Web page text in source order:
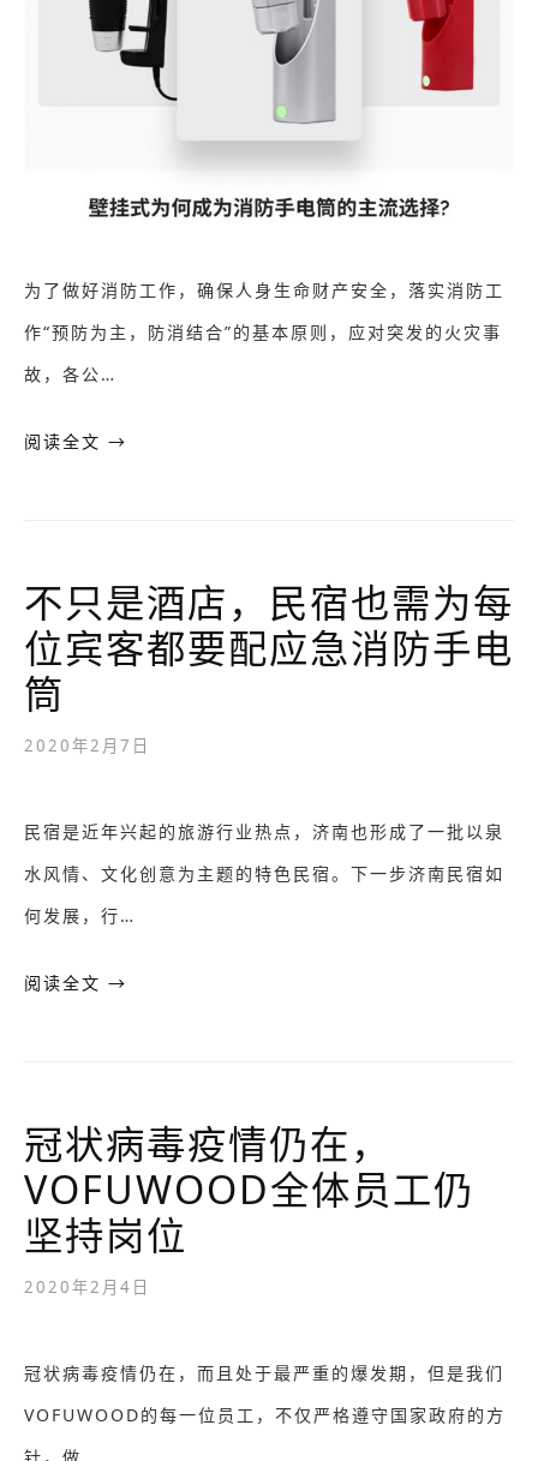
为了做好消防工作，确保人身生命财产安全，落实消防工
作“预防为主，防消结合”的基本原则，应对突发的火灾事
故，各公…
阅读全文 →
不只是酒店，民宿也需为每
位宾客都要配应急消防手电
筒
2020年2月7日
民宿是近年兴起的旅游行业热点，济南也形成了一批以泉
水风情、文化创意为主题的特色民宿。下一步济南民宿如
何发展，行…
阅读全文 →
冠状病毒疫情仍在，
VOFUWOOD全体员工仍
坚持岗位
2020年2月4日
冠状病毒疫情仍在，而且处于最严重的爆发期，但是我们
VOFUWOOD的每一位员工，不仅严格遵守国家政府的方